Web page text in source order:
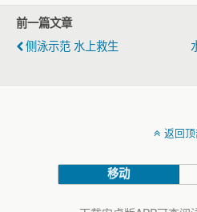
前一篇文章
侧泳示范 水上救生
返回
移动